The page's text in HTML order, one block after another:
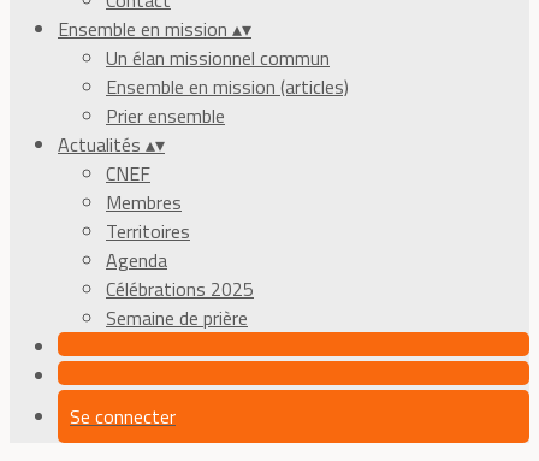
Ensemble en mission ▴▾
Un élan missionnel commun
Ensemble en mission (articles)
Prier ensemble
Actualités ▴▾
CNEF
Membres
Territoires
Agenda
Célébrations 2025
Semaine de prière
Se connecter